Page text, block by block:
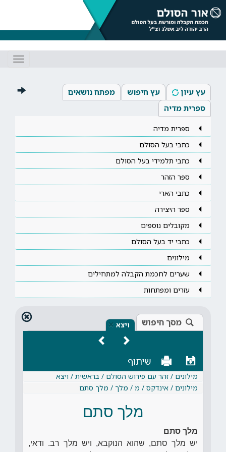
עץ עיון עץ חיפוש
מפתח נושאים
ספרית מדיה
ספרית מדיה
כתבי בעל הסולם
כתבי תלמידי בעל הסולם
ספר הזהר
כתבי הארי
ספר היצירה
מקובלים נוספים
כתבי יד בעל הסולם
מילונים
שערים לחכמת הקבלה למתחילים
עזרים ומפתחות
מסך חיפוש ויצא ×
שיתוף
מילונים / זהר עם פירוש הסולם / בראשית / ויצא
מילונים / אינדקס / מ / מלך / מלך סתם
מלך סתם
מלך סתם
יש מלך סתם, שהוא הנוקבא, ויש מלך רב. ודאי,